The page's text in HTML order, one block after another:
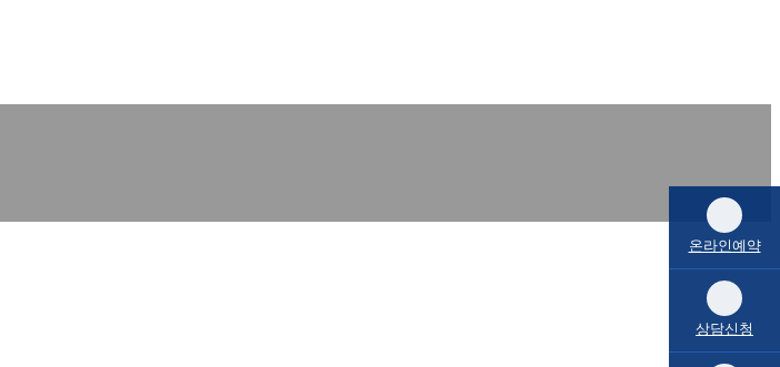
온라인예약
상담신청